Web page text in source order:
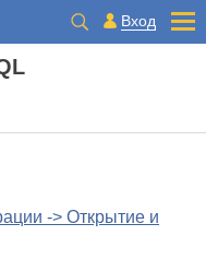
Вход
-> Открытие и